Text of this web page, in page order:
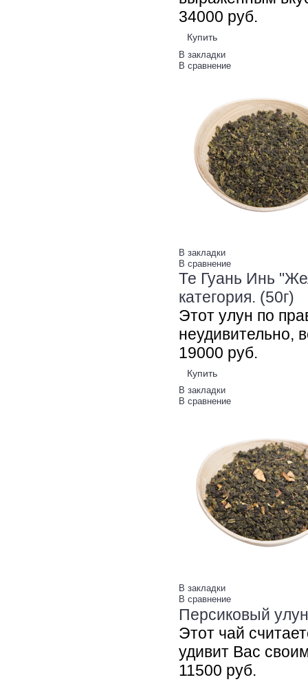
34000 руб.
Купить
В закладки
В сравнение
В закладки
В сравнение
Те Гуань Инь
категория. (50г)
Этот улун по
неудивительно,
19000 руб.
Купить
В закладки
В сравнение
В закладки
В сравнение
Персиковый
Этот чай
удивит Вас
11500 руб.